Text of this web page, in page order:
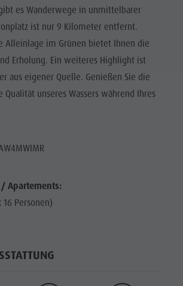
es Wanderwege in unmittelbarer
ist nur 9 Kilometer entfernt.
Alleinlage im Grünen bietet Ihnen die
Erholung. Ein weiteres Highlight ist
aus eigener Quelle. Genießen Sie die
Qualität unseres Wassers während Ihres
Apartements:
Personen)